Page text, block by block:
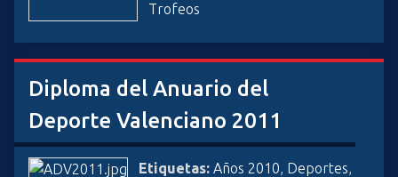
Trofeos
Diploma del Anuario del
Deporte Valenciano 2011
Etiquetas: Años 2010, Deportes,